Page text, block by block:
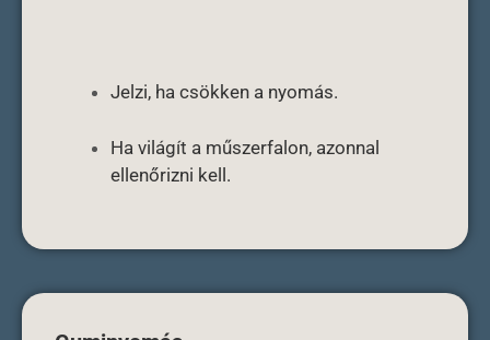
Jelzi, ha csökken a nyomás.
Ha világít a műszerfalon, azonnal
ellenőrizni kell.